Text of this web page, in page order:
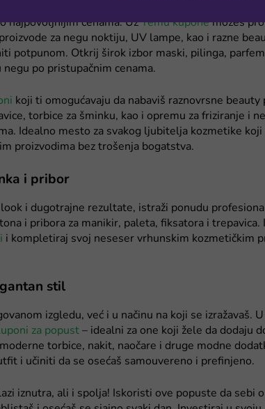
najpovoljnijim cenama. UzTemu kuponemožeš
za negu noktiju, UV lampe, kao i razne
potpunom. Otkrij širok izbor maski, pilinga,
negu po pristupačnim cenama.
koji ti omogućavaju da nabaviš raznovrsne beauty
torbice za šminku, kao i opremu za friziranje i
Idealno mesto za svakog ljubitelja kozmetike koji
proizvodima bez trošenja bogatstva.
i pribor
i dugotrajne rezultate, istraži ponudu
i pribora za manikir, paleta, fiksatora i trepavica.
i kompletiraj svoj neseser vrhunskim kozmetičkim
stil
izgledu, već i u načinu na koji se izražavaš.
za popust – idealni za one koji žele da dodaju
torbice, nakit, naočare i druge modne
i učiniti da se osećaš samouvereno i prefinjeno.
iznutra, ali i spolja! Iskoristi ove popuste da sebi